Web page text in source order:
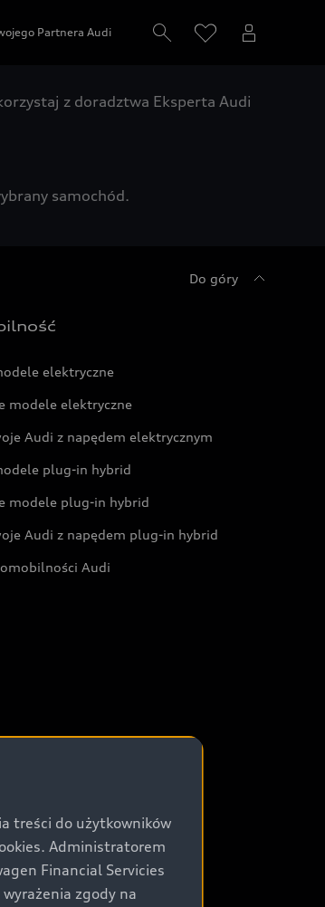
Partnera Audi
z doradztwa Eksperta Audi
samochód.
Do góry
elektryczne
modele elektryczne
Audi z napędem elektrycznym
plug-in hybrid
modele plug-in hybrid
Audi z napędem plug-in hybrid
Audi
treści do użytkowników
Administratorem
Financial Servicies
zgody na